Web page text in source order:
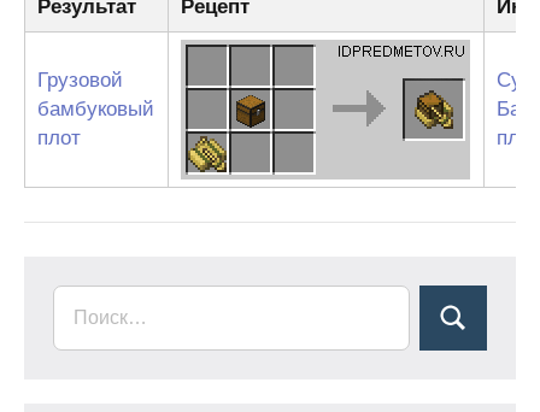
Результат Рецепт
Грузовой
бамбуковый
плот
плот